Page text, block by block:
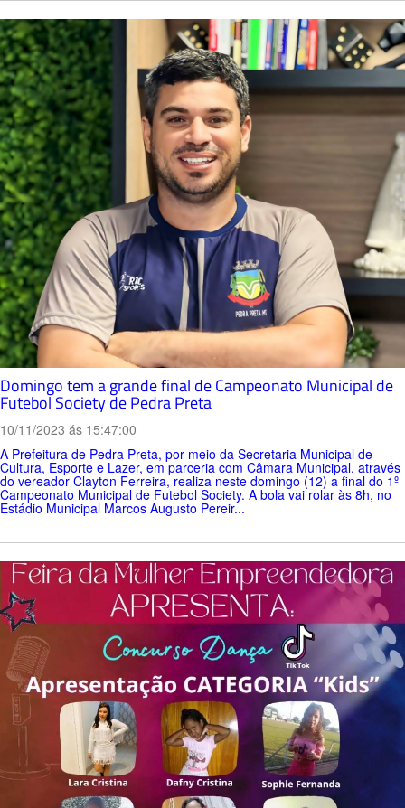
Domingo tem a grande final de Campeonato Municipal de
Futebol Society de Pedra Preta
10/11/2023 ás 15:47:00
A Prefeitura de Pedra Preta, por meio da Secretaria Municipal de
Cultura, Esporte e Lazer, em parceria com Câmara Municipal, através
do vereador Clayton Ferreira, realiza neste domingo (12) a final do 1º
Campeonato Municipal de Futebol Society. A bola vai rolar às 8h, no
Estádio Municipal Marcos Augusto Pereir...